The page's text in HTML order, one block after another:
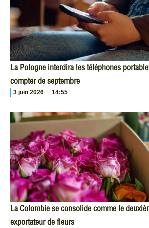
La Pologne interdira les téléphones
compter de septembre
3 juin 2026 14:55
La Colombie se consolide comme le
exportateur de fleurs